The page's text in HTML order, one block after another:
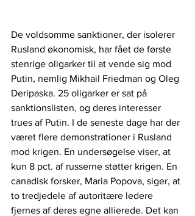
De voldsomme sanktioner, der isolerer
Rusland økonomisk, har fået de første
stenrige oligarker til at vende sig mod
Putin, nemlig Mikhail Friedman og Oleg
Deripaska. 25 oligarker er sat på
sanktionslisten, og deres interesser
trues af Putin. I de seneste dage har der
været flere demonstrationer i Rusland
mod krigen. En undersøgelse viser, at
kun 8 pct. af russerne støtter krigen. En
canadisk forsker, Maria Popova, siger, at
to tredjedele af autoritære ledere
fjernes af deres egne allierede. Det kan